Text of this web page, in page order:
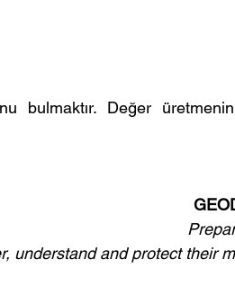
bulmaktır. Değer
understand and protect their